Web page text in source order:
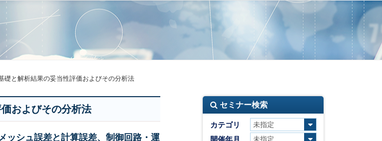
礎と解析結果の妥当性評価およびその分析法
およびその分析法
ッシュ誤差と計算誤差、制御回路・運
セミナー検索
カテゴリ
開催年月